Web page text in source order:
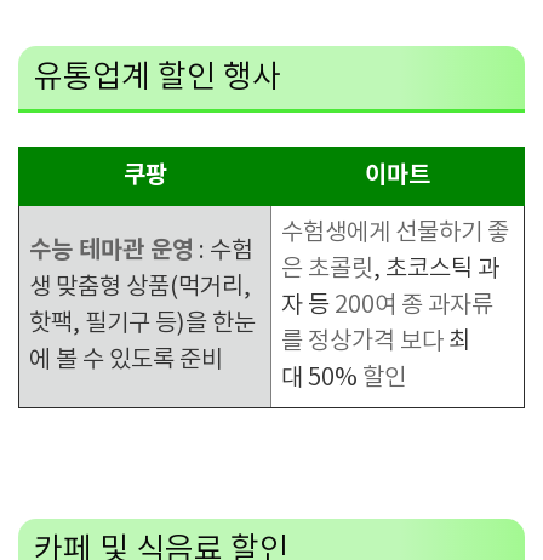
유통업계 할인 행사
쿠팡 이마트
수능 테마관 운영 : 수험
생 맞춤형 상품(먹거리,
핫팩, 필기구 등)을 한눈
에 볼 수 있도록 준비
수험생에게 선물하기 좋
은 초콜릿, 초코스틱 과
자 등 200여 종 과자류
를 정상가격 보다 최
대 50% 할인
카페 및 식음료 할인